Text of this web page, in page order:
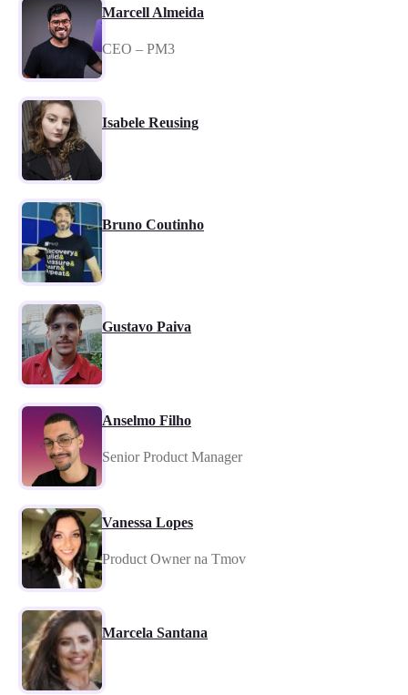
Marcell Almeida
CEO – PM3
Isabele Reusing
Bruno Coutinho
Gustavo Paiva
Anselmo Filho
Senior Product Manager
Vanessa Lopes
Product Owner na Tmov
Marcela Santana